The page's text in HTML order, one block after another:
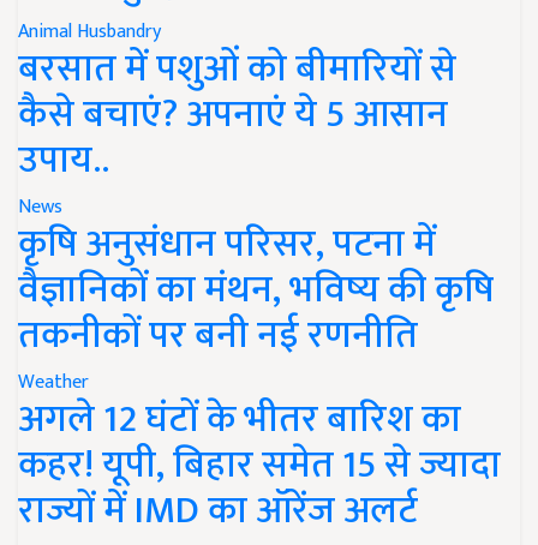
Animal Husbandry
बरसात में पशुओं को बीमारियों से
कैसे बचाएं? अपनाएं ये 5 आसान
उपाय..
News
कृषि अनुसंधान परिसर, पटना में
वैज्ञानिकों का मंथन, भविष्य की कृषि
तकनीकों पर बनी नई रणनीति
Weather
अगले 12 घंटों के भीतर बारिश का
कहर! यूपी, बिहार समेत 15 से ज्यादा
राज्यों में IMD का ऑरेंज अलर्ट